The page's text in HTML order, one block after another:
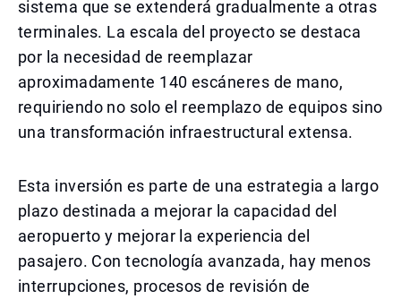
sistema que se extenderá gradualmente a otras
terminales. La escala del proyecto se destaca
por la necesidad de reemplazar
aproximadamente 140 escáneres de mano,
requiriendo no solo el reemplazo de equipos sino
una transformación infraestructural extensa.
Esta inversión es parte de una estrategia a largo
plazo destinada a mejorar la capacidad del
aeropuerto y mejorar la experiencia del
pasajero. Con tecnología avanzada, hay menos
interrupciones, procesos de revisión de